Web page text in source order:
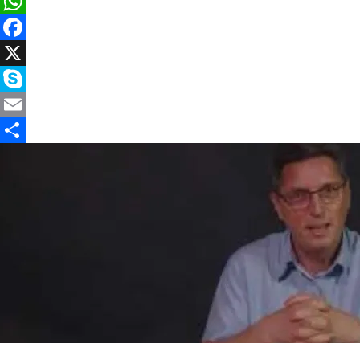
WhatsApp
Facebook
X
Skype
Email